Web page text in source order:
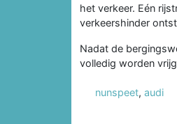
het verkeer. Eén
verkeershinder
Nadat de
volledig worden
nunspeet, audi